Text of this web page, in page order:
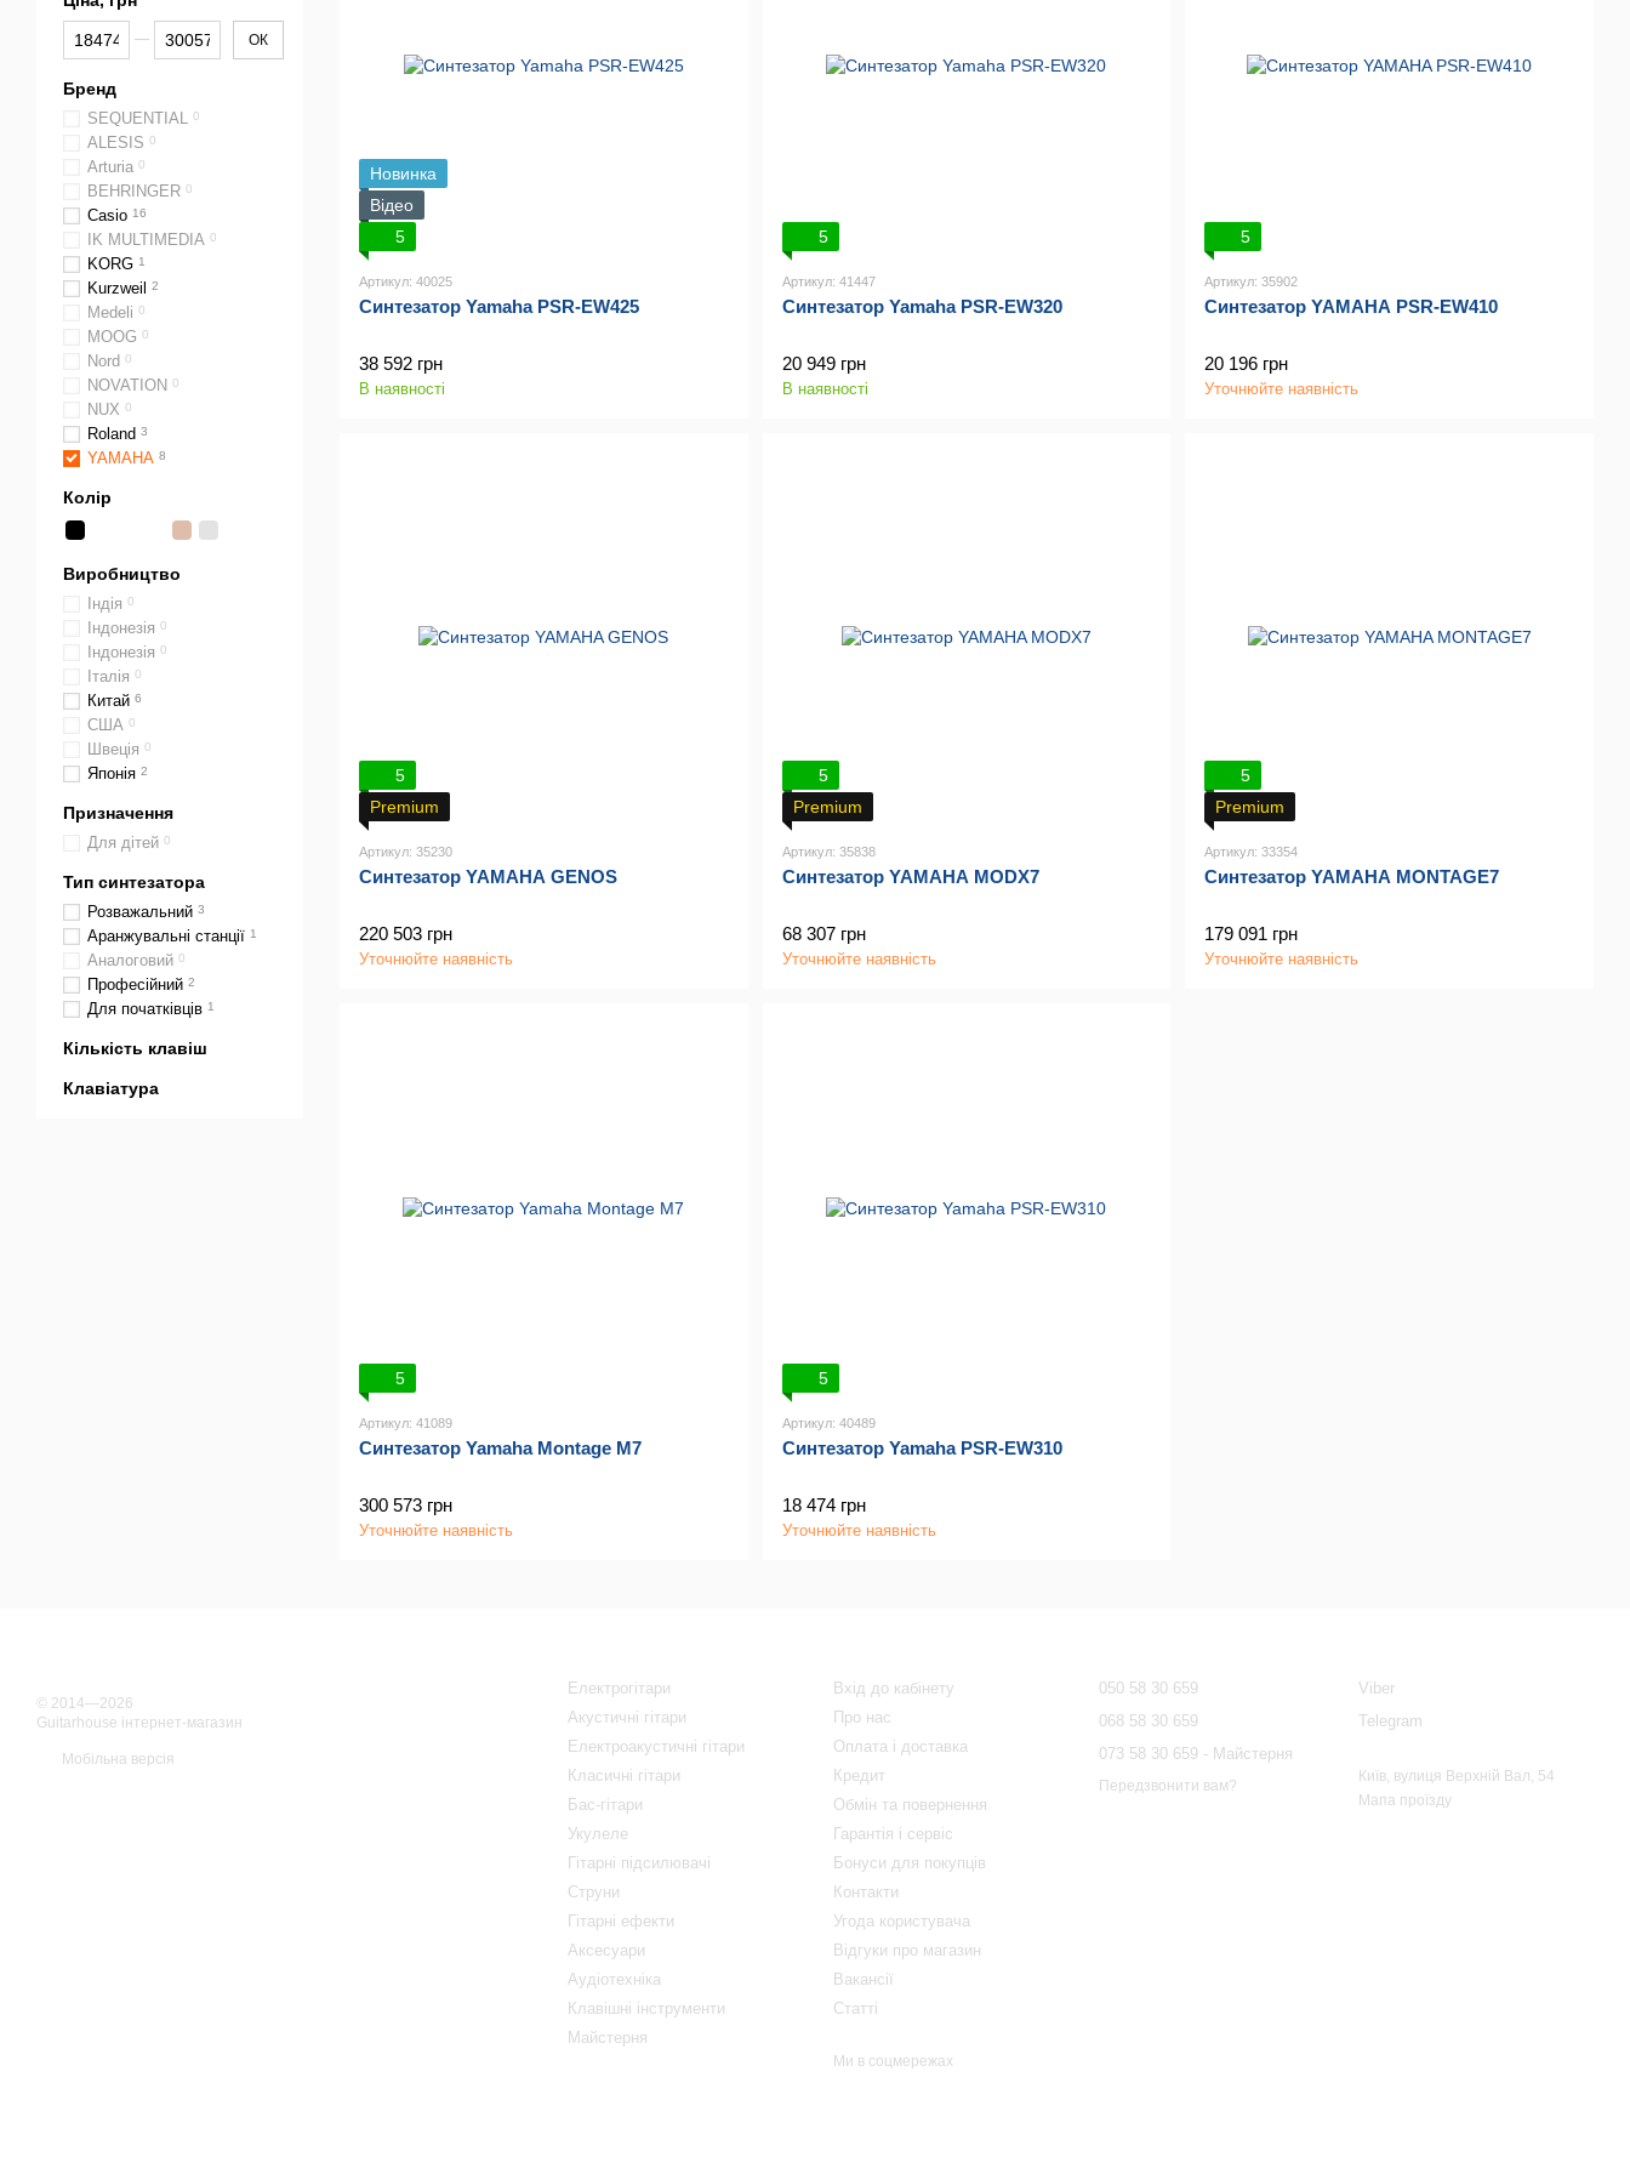
Новинка
Відео
5
Артикул: 40025
Синтезатор Yamaha PSR-EW425
38 592 грн
В наявності
5
Артикул: 41447
Синтезатор Yamaha PSR-EW320
20 949 грн
В наявності
5
Артикул: 35902
Синтезатор YAMAHA PSR-EW410
20 196 грн
Уточнюйте наявність
5
Premium
Артикул: 35230
Синтезатор YAMAHA GENOS
220 503 грн
Уточнюйте наявність
5
Premium
Артикул: 35838
Синтезатор YAMAHA MODX7
68 307 грн
Уточнюйте наявність
5
Premium
Артикул: 33354
Синтезатор YAMAHA MONTAGE7
179 091 грн
Уточнюйте наявність
5
Артикул: 41089
Синтезатор Yamaha Montage M7
300 573 грн
Уточнюйте наявність
5
Артикул: 40489
Синтезатор Yamaha PSR-EW310
18 474 грн
Уточнюйте наявність
От Ціна, грн
До Ціна, грн ОК
Бренд
SEQUENTIAL 0
ALESIS 0
Arturia 0
BEHRINGER 0
Casio 16
IK MULTIMEDIA 0
KORG 1
Kurzweil 2
Medeli 0
MOOG 0
Nord 0
NOVATION 0
NUX 0
Roland 3
YAMAHA 8
Колір
Виробництво
Індія 0
Індонезія 0
Індонезія 0
Італія 0
Китай 6
США 0
Швеція 0
Японія 2
Призначення
Для дітей 0
Тип синтезатора
Розважальний 3
Аранжувальні станції 1
Аналоговий 0
Професійний 2
Для початківців 1
Кількість клавіш
Клавіатура
© 2014—2026
Guitarhouse інтернет-магазин
Мобільна версія
Електрогітари
Акустичні гітари
Електроакустичні гітари
Класичні гітари
Бас-гітари
Укулеле
Гітарні підсилювачі
Струни
Гітарні ефекти
Аксесуари
Аудіотехніка
Клавішні інструменти
Майстерня
Вхід до кабінету
Про нас
Оплата і доставка
Кредит
Обмін та повернення
Гарантія і сервіс
Бонуси для покупців
Контакти
Угода користувача
Відгуки про магазин
Вакансії
Статті
Ми в соцмережах
050 58 30 659
068 58 30 659
073 58 30 659 - Майстерня
Передзвонити вам?
Viber
Telegram
Київ, вулиця Верхній Вал, 54
Мапа проїзду